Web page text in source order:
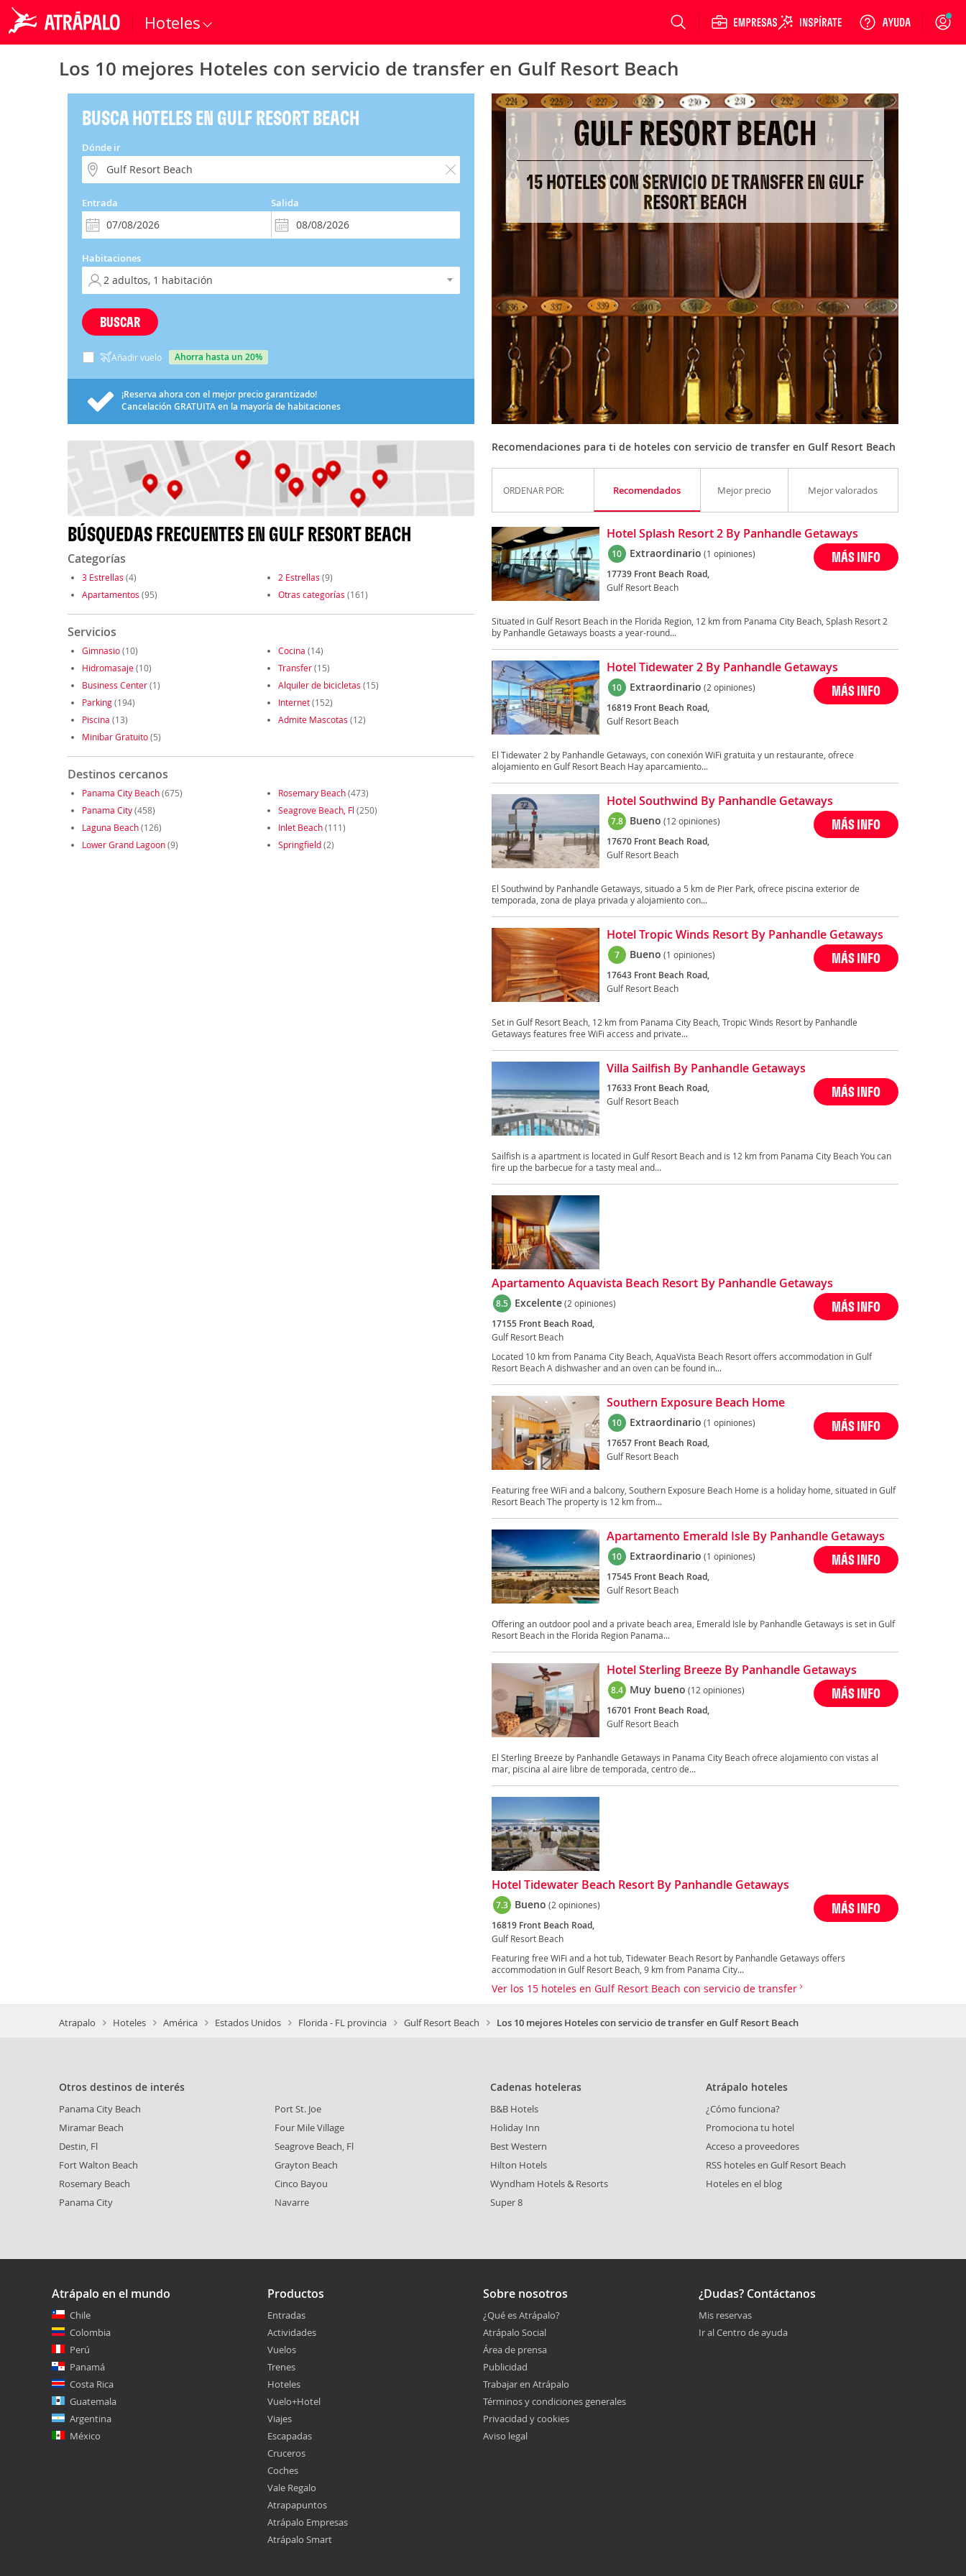
Hoteles Login
Los 10 mejores Hoteles con servicio de transfer en Gulf Resort Beach
BUSCA HOTELES EN GULF RESORT BEACH
Dónde ir
Entrada Salida
Habitaciones
BUSCAR
Añadir vuelo ahorra hasta un 20%
¡Reserva ahora con el mejor precio garantizado!
Cancelación GRATUITAen la mayoría de habitaciones
BÚSQUEDAS FRECUENTES EN GULF RESORT BEACH
Categorías
3 Estrellas (4) 2 Estrellas (9)
Apartamentos (95) Otras categorías (161)
Servicios
Gimnasio(10) Cocina (14)
Hidromasaje(10) Transfer(15)
Business Center(1) Alquiler de bicicletas (15)
Parking(194) Internet(152)
Piscina (13) Admite Mascotas (12)
Minibar Gratuito(5)
Destinos cercanos
Panama City Beach(675) Rosemary Beach(473)
Panama City(458) Seagrove Beach, Fl (250)
Laguna Beach(126) Inlet Beach(111)
Lower Grand Lagoon(9) Springfield(2)
GULF RESORT BEACH
15 HOTELES CON SERVICIO DE TRANSFER EN GULF
RESORT BEACH
Recomendaciones para ti de hoteles con servicio de transfer en Gulf Resort Beach
ORDENAR POR: Recomendados Mejor precio Mejor valorados
Hotel Splash Resort 2 By Panhandle Getaways
10 Extraordinario (1 opiniones)
17739 Front Beach Road,
Gulf Resort Beach
MÁS INFO
Situated in Gulf Resort Beach in the Florida Region, 12 km from Panama City Beach, Splash Resort 2
by Panhandle Getaways boasts a year-round...
Hotel Tidewater 2 By Panhandle Getaways
10 Extraordinario (2 opiniones)
16819 Front Beach Road,
Gulf Resort Beach
MÁS INFO
El Tidewater 2 by Panhandle Getaways, con conexión WiFi gratuita y un restaurante, ofrece
alojamiento en Gulf Resort Beach Hay aparcamiento...
Hotel Southwind By Panhandle Getaways
7.8 Bueno (12 opiniones)
17670 Front Beach Road,
Gulf Resort Beach
MÁS INFO
El Southwind by Panhandle Getaways, situado a 5 km de Pier Park, ofrece piscina exterior de
temporada, zona de playa privada y alojamiento con...
Hotel Tropic Winds Resort By Panhandle Getaways
7 Bueno (1 opiniones)
17643 Front Beach Road,
Gulf Resort Beach
MÁS INFO
Set in Gulf Resort Beach, 12 km from Panama City Beach, Tropic Winds Resort by Panhandle
Getaways features free WiFi access and private...
Villa Sailfish By Panhandle Getaways
17633 Front Beach Road,
Gulf Resort Beach
MÁS INFO
Sailfish is a apartment is located in Gulf Resort Beach and is 12 km from Panama City Beach You can
fire up the barbecue for a tasty meal and...
Apartamento Aquavista Beach Resort By Panhandle Getaways
8.5 Excelente(2 opiniones)
17155 Front Beach Road,
Gulf Resort Beach
MÁS INFO
Located 10 km from Panama City Beach, AquaVista Beach Resort offers accommodation in Gulf
Resort Beach A dishwasher and an oven can be found in...
Southern Exposure Beach Home
10 Extraordinario (1 opiniones)
17657 Front Beach Road,
Gulf Resort Beach
MÁS INFO
Featuring free WiFi and a balcony, Southern Exposure Beach Home is a holiday home, situated in Gulf
Resort Beach The property is 12 km from...
Apartamento Emerald Isle By Panhandle Getaways
10 Extraordinario (1 opiniones)
17545 Front Beach Road,
Gulf Resort Beach
MÁS INFO
Offering an outdoor pool and a private beach area, Emerald Isle by Panhandle Getaways is set in Gulf
Resort Beach in the Florida Region Panama...
Hotel Sterling Breeze By Panhandle Getaways
8.4 Muy bueno (12 opiniones)
16701 Front Beach Road,
Gulf Resort Beach
MÁS INFO
El Sterling Breeze by Panhandle Getaways in Panama City Beach ofrece alojamiento con vistas al
mar, piscina al aire libre de temporada, centro de...
Hotel Tidewater Beach Resort By Panhandle Getaways
7.3 Bueno (2 opiniones)
16819 Front Beach Road,
Gulf Resort Beach
MÁS INFO
Featuring free WiFi and a hot tub, Tidewater Beach Resort by Panhandle Getaways offers
accommodation in Gulf Resort Beach, 9 km from Panama City...
Ver los 15 hoteles en Gulf Resort Beach con servicio de transfer
Atrapalo Hoteles América Estados Unidos Florida - FL provincia Gulf Resort Beach Los 10 mejores Hoteles con servicio de transfer en Gulf Resort Beach
Otros destinos de interés
Panama City Beach
Miramar Beach
Destin, Fl
Fort Walton Beach
Rosemary Beach
Panama City
Port St. Joe
Four Mile Village
Seagrove Beach, Fl
Grayton Beach
Cinco Bayou
Navarre
Cadenas hoteleras
B&B Hotels
Holiday Inn
Best Western
Hilton Hotels
Wyndham Hotels & Resorts
Super 8
Atrápalo hoteles
¿Cómo funciona?
Promociona tu hotel
Acceso a proveedores
RSS hoteles en Gulf Resort Beach
Hoteles en el blog
Atrápalo en el mundo
Chile
Colombia
Perú
Panamá
Costa Rica
Guatemala
Argentina
México
Productos
Entradas
Actividades
Vuelos
Trenes
Hoteles
Vuelo+Hotel
Viajes
Escapadas
Cruceros
Coches
Vale Regalo
Atrapapuntos
Atrápalo Empresas
Atrápalo Smart
Sobre nosotros
¿Qué es Atrápalo?
Atrápalo Social
Área de prensa
Publicidad
Trabajar en Atrápalo
Términos y condiciones generales
Privacidad y cookies
Aviso legal
¿Dudas? Contáctanos
Mis reservas
Ir al Centro de ayuda